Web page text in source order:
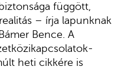
függött,
– írja lapunknak
Bence. A
heti cikkére is